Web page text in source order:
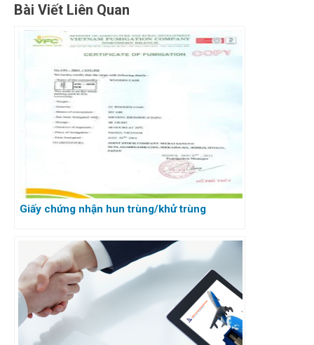
Bài Viết Liên Quan
Giấy chứng nhận hun trùng/khử trùng